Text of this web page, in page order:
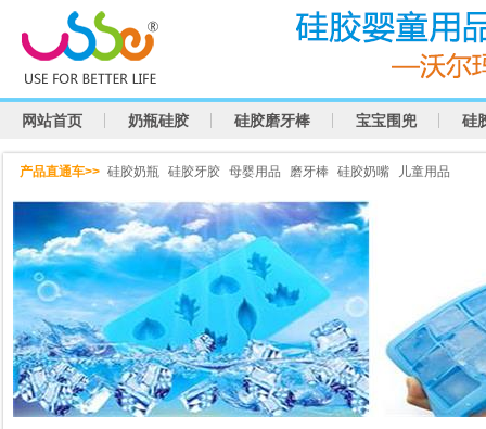
网站首页 奶瓶硅胶 硅胶磨牙棒 宝宝围兜 硅
产品直通车>> 硅胶奶瓶 硅胶牙胶 母婴用品 磨牙棒 硅胶奶嘴 儿童用品